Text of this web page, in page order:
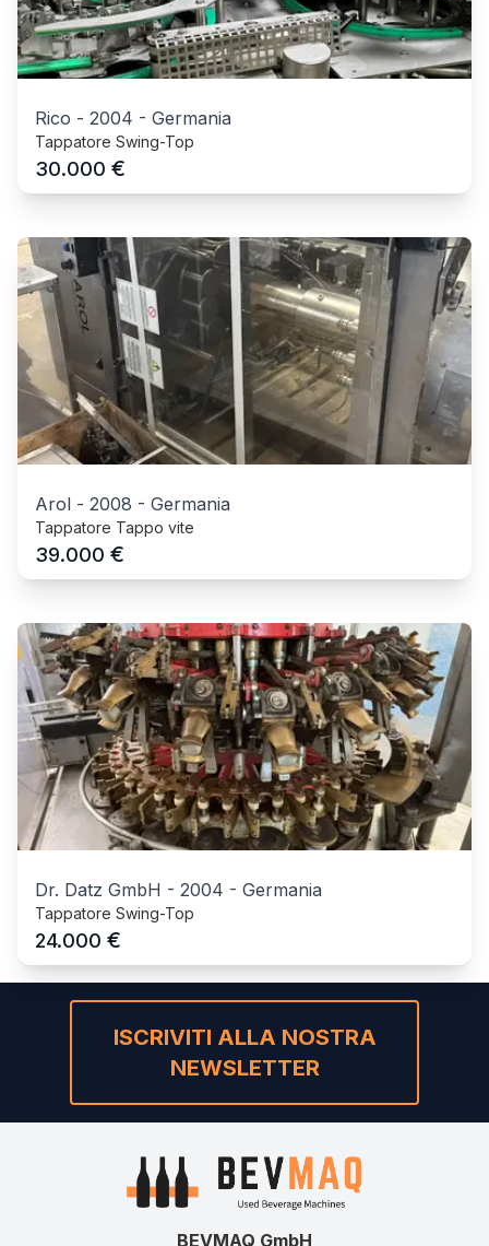
Rico - 2004 - Germania
Tappatore Swing-Top
30.000 €
Arol - 2008 - Germania
Tappatore Tappo vite
39.000 €
Dr. Datz GmbH - 2004 - Germania
Tappatore Swing-Top
24.000 €
ISCRIVITI ALLA NOSTRA
NEWSLETTER
BEVMAQ GmbH